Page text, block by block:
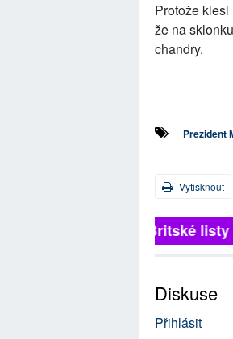
Protože
že na
chandry.
Prezident
Vytisknout
Britské
Diskuse
Přihlásit